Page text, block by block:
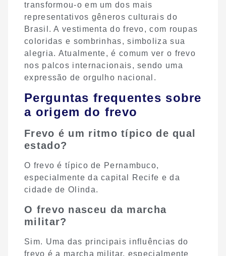
transformou-o em um dos mais
representativos gêneros culturais do
Brasil. A vestimenta do frevo, com roupas
coloridas e sombrinhas, simboliza sua
alegria. Atualmente, é comum ver o frevo
nos palcos internacionais, sendo uma
expressão de orgulho nacional.
Perguntas frequentes sobre
a origem do frevo
Frevo é um ritmo típico de qual
estado?
O frevo é típico de Pernambuco,
especialmente da capital Recife e da
cidade de Olinda.
O frevo nasceu da marcha
militar?
Sim. Uma das principais influências do
frevo é a marcha militar, especialmente